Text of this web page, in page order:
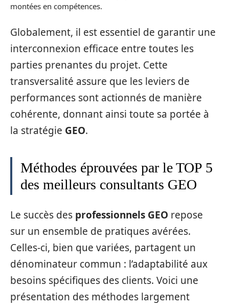
montées en compétences.
Globalement, il est essentiel de garantir une
interconnexion efficace entre toutes les
parties prenantes du projet. Cette
transversalité assure que les leviers de
performances sont actionnés de manière
cohérente, donnant ainsi toute sa portée à
la stratégie GEO.
Méthodes éprouvées par le TOP 5
des meilleurs consultants GEO
Le succès des professionnels GEO repose
sur un ensemble de pratiques avérées.
Celles-ci, bien que variées, partagent un
dénominateur commun : l’adaptabilité aux
besoins spécifiques des clients. Voici une
présentation des méthodes largement